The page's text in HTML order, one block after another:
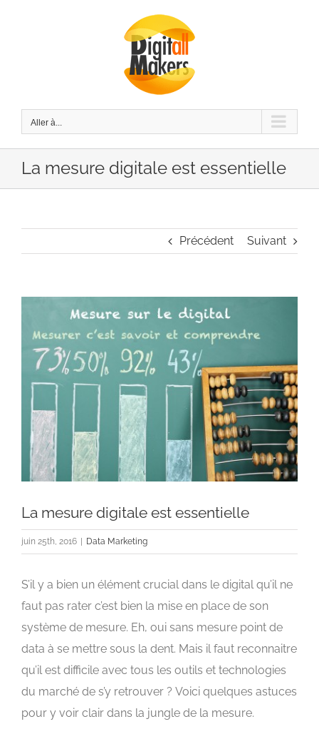
Aller à...
La mesure digitale est essentielle
Précédent Suivant
l'image
agrandie
La mesure digitale est essentielle
juin 25th, 2016 Data Marketing
S’il y a bien un élément crucial dans le digital qu’il ne
faut pas rater c’est bien la mise en place de son
système de mesure. Eh, oui sans mesure point de
data à se mettre sous la dent. Mais il faut reconnaitre
qu’il est difficile avec tous les outils et technologies
du marché de s’y retrouver ? Voici quelques astuces
pour y voir clair dans la jungle de la mesure.